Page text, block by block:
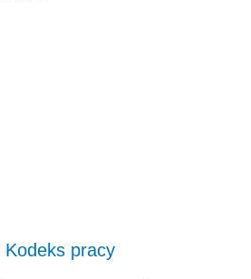
Kodeks pracy